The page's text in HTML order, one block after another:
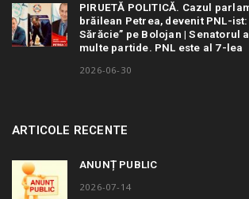
PIRUETĂ POLITICĂ. Cazul
brăilean Petrea, devenit PNL-
Sărăcie” pe Bolojan | Senatorul
multe partide. PNL este al 7-lea
2026-06-30
ARTICOLE RECENTE
ANUNȚ PUBLIC
2026-07-14